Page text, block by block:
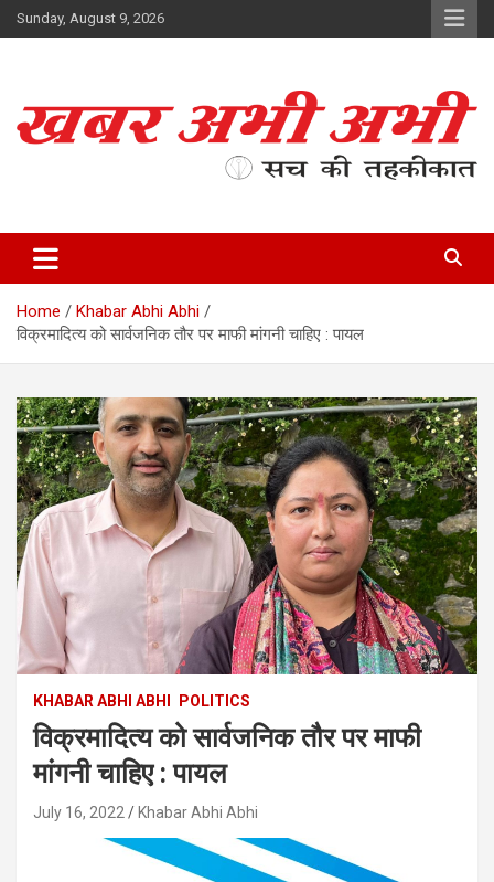
Skip
to
Sunday, August 9, 2026
Home
Khabar Abhi Abhi
विक्रमादित्य को सार्वजनिक तौर पर माफी मांगनी चाहिए : पायल
KHABAR ABHI ABHI POLITICS
विक्रमादित्य को सार्वजनिक तौर पर माफी
मांगनी चाहिए : पायल
July 16, 2022 Khabar Abhi Abhi